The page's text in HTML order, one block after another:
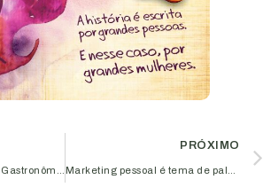
PRÓXIMO